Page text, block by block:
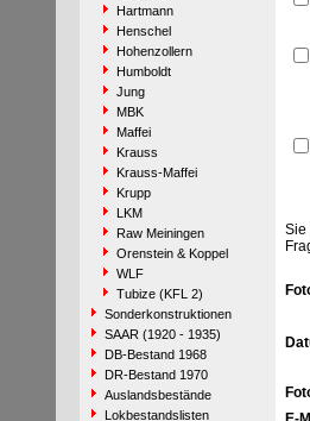
Hartmann
Henschel
Hohenzollern
Humboldt
Jung
MBK
Maffei
Krauss
Krauss-Maffei
Krupp
LKM
Raw Meiningen
Orenstein & Koppel
WLF
Tubize (KFL 2)
Sonderkonstruktionen
SAAR (1920 - 1935)
DB-Bestand 1968
DR-Bestand 1970
Auslandsbestände
Lokbestandslisten
Sie